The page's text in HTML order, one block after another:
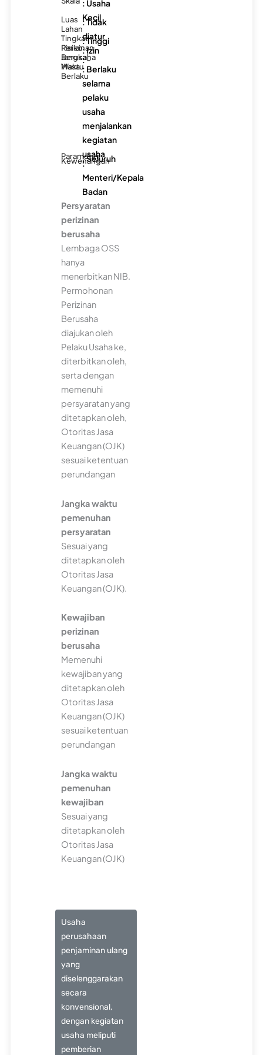
: Usaha
Kecil
Luas
Lahan
: Tidak
diatur
Tingkat
Risiko
: Tinggi
Perizinan
Berusaha
: Izin
Jangka
Waktu
: -
Masa
Berlaku
: Berlaku
selama
pelaku
usaha
menjalankan
kegiatan
usaha
Parameter: Seluruh
Kewenangan
:
Menteri/Kepala
Badan
Persyaratan
perizinan
berusaha
Lembaga OSS
hanya
menerbitkan NIB.
Permohonan
Perizinan
Berusaha
diajukan oleh
Pelaku Usaha ke,
diterbitkan oleh,
serta dengan
memenuhi
persyaratan yang
ditetapkan oleh,
Otoritas Jasa
Keuangan (OJK)
sesuai ketentuan
perundangan
Jangka waktu
pemenuhan
persyaratan
Sesuai yang
ditetapkan oleh
Otoritas Jasa
Keuangan (OJK).
Kewajiban
perizinan
berusaha
Memenuhi
kewajiban yang
ditetapkan oleh
Otoritas Jasa
Keuangan (OJK)
sesuai ketentuan
perundangan
Jangka waktu
pemenuhan
kewajiban
Sesuai yang
ditetapkan oleh
Otoritas Jasa
Keuangan (OJK)
Usaha
perusahaan
penjaminan ulang
yang
diselenggarakan
secara
konvensional,
dengan kegiatan
usaha meliputi
pemberian